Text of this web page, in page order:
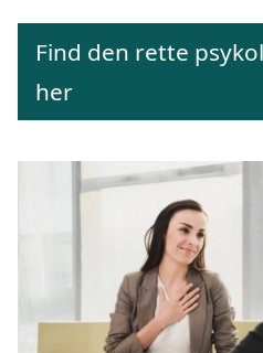
Find den rette
her